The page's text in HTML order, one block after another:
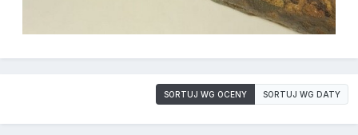
SORTUJ WG OCENY SORTUJ WG DATY